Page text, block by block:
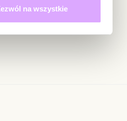
na wszystkie
karabińczyk.
z kolekcji Simple Steel